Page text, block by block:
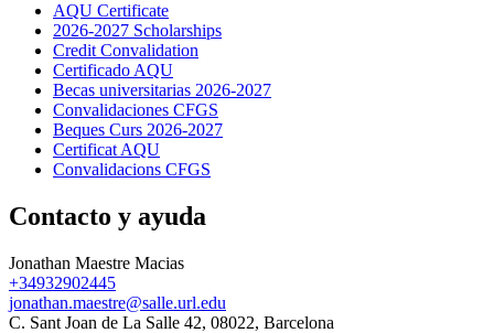
AQU Certificate
2026-2027 Scholarships
Credit Convalidation
Certificado AQU
Becas universitarias 2026-2027
Convalidaciones CFGS
Beques Curs 2026-2027
Certificat AQU
Convalidacions CFGS
Contacto y ayuda
Jonathan Maestre Macias
+34932902445
jonathan.maestre@salle.url.edu
C. Sant Joan de La Salle 42, 08022, Barcelona